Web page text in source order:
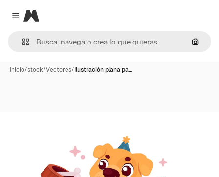
Close menu
Magnific
Inicio/stock/Vectores/Ilustración plana pa…